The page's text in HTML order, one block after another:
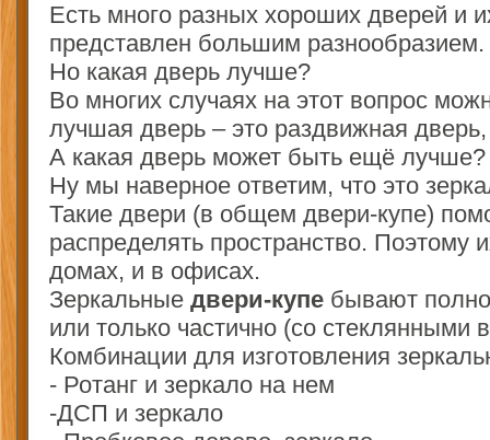
Есть много разных хороших дверей и
представлен большим разнообразием.
Но какая дверь лучше?
Во многих случаях на этот вопрос
лучшая дверь – это раздвижная
А какая дверь может быть ещё лучше?
Ну мы наверное ответим, что это
Такие двери (в общем двери-купе)
распределять пространство. Поэтому
домах, и в офисах.
Зеркальные двери-купе бывают
или только частично (со стеклянными
Комбинации для изготовления
- Ротанг и зеркало на нем
-ДСП и зеркало